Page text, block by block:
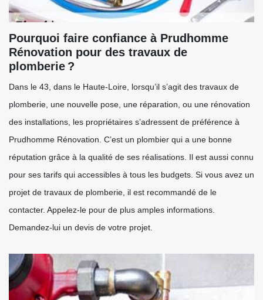
Pourquoi faire confiance à Prudhomme
Rénovation pour des travaux de
plomberie ?
Dans le 43, dans le Haute-Loire, lorsqu’il s’agit des travaux de
plomberie, une nouvelle pose, une réparation, ou une rénovation
des installations, les propriétaires s’adressent de préférence à
Prudhomme Rénovation. C’est un plombier qui a une bonne
réputation grâce à la qualité de ses réalisations. Il est aussi connu
pour ses tarifs qui accessibles à tous les budgets. Si vous avez un
projet de travaux de plomberie, il est recommandé de le
contacter. Appelez-le pour de plus amples informations.
Demandez-lui un devis de votre projet.